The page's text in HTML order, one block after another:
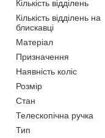
Кількість відділень
Кількість відділень на
блискавці
Матеріал
Призначення
Наявність коліс
Розмір
Стан
Телескопічна ручка
Тип